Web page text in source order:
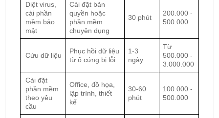
Diệt virus,
cài phần
mềm bảo
mật
Cài đặt bản
quyền hoặc
phần mềm
chuyên dụng
30 phút
200.000 -
500.000
Cứu dữ liệu
Phục hồi dữ liệu
từ ổ cứng bị lỗi
1-3
ngày
Từ
500.000 -
3.000.000
Cài đặt
phần mềm
theo yêu
cầu
Office, đồ họa,
lập trình, thiết
kế
30-60
phút
100.000 -
500.000